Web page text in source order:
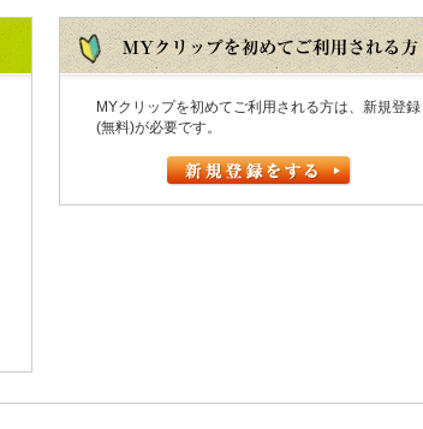
MYクリップを初めてご利用される方は、新規登録
(無料)が必要です。